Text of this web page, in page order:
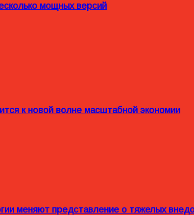
мощных версий
к новой волне масштабной экономии
меняют представление о тяжелых